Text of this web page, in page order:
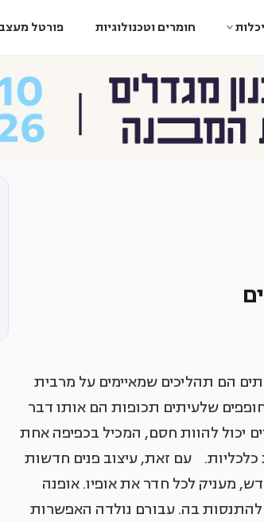
חומרים וטכנולוגיות פורטל
בתים הם תהליכים שמאיימים על מרבית
שלעיתים תכופות הם אותו דבר
יכול להוות חסם, המכיל בכפיפה אחת
עם זאת, עיצוב פנים חדשות
מעניק לכל חדר את אופיו. אופנה
להתנסות בה. עבורם נולדה האפשרות